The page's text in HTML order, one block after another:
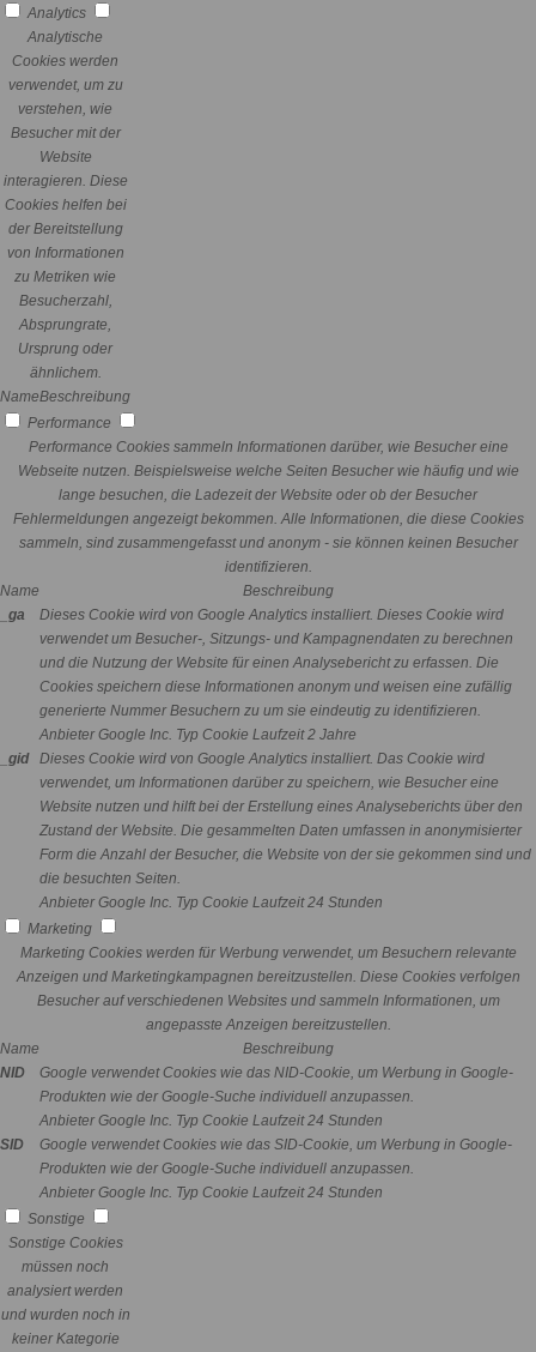
Analytics
Analytische
Cookies werden
verwendet, um zu
verstehen, wie
Besucher mit der
Website
interagieren. Diese
Cookies helfen bei
der Bereitstellung
von Informationen
zu Metriken wie
Besucherzahl,
Absprungrate,
Ursprung oder
ähnlichem.
NameBeschreibung
Performance
Performance Cookies sammeln Informationen darüber, wie Besucher eine
Webseite nutzen. Beispielsweise welche Seiten Besucher wie häufig und wie
lange besuchen, die Ladezeit der Website oder ob der Besucher
Fehlermeldungen angezeigt bekommen. Alle Informationen, die diese Cookies
sammeln, sind zusammengefasst und anonym - sie können keinen Besucher
identifizieren.
Name
Beschreibung
_ga
Dieses Cookie wird von Google Analytics installiert. Dieses Cookie wird
verwendet um Besucher-, Sitzungs- und Kampagnendaten zu berechnen
und die Nutzung der Website für einen Analysebericht zu erfassen. Die
Cookies speichern diese Informationen anonym und weisen eine zufällig
generierte Nummer Besuchern zu um sie eindeutig zu identifizieren.
Anbieter Google Inc. Typ Cookie Laufzeit 2 Jahre
_gid
Dieses Cookie wird von Google Analytics installiert. Das Cookie wird
verwendet, um Informationen darüber zu speichern, wie Besucher eine
Website nutzen und hilft bei der Erstellung eines Analyseberichts über den
Zustand der Website. Die gesammelten Daten umfassen in anonymisierter
Form die Anzahl der Besucher, die Website von der sie gekommen sind und
die besuchten Seiten.
Anbieter Google Inc. Typ Cookie Laufzeit 24 Stunden
Marketing
Marketing Cookies werden für Werbung verwendet, um Besuchern relevante
Anzeigen und Marketingkampagnen bereitzustellen. Diese Cookies verfolgen
Besucher auf verschiedenen Websites und sammeln Informationen, um
angepasste Anzeigen bereitzustellen.
Name
Beschreibung
NID
Google verwendet Cookies wie das NID-Cookie, um Werbung in Google-
Produkten wie der Google-Suche individuell anzupassen.
Anbieter Google Inc. Typ Cookie Laufzeit 24 Stunden
SID
Google verwendet Cookies wie das SID-Cookie, um Werbung in Google-
Produkten wie der Google-Suche individuell anzupassen.
Anbieter Google Inc. Typ Cookie Laufzeit 24 Stunden
Sonstige
Sonstige Cookies
müssen noch
analysiert werden
und wurden noch in
keiner Kategorie